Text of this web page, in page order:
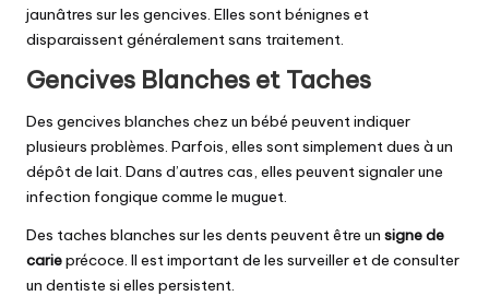
jaunâtres sur les gencives. Elles sont bénignes et
disparaissent généralement sans traitement.
Gencives Blanches et Taches
Des gencives blanches chez un bébé peuvent indiquer
plusieurs problèmes. Parfois, elles sont simplement dues à un
dépôt de lait. Dans d’autres cas, elles peuvent signaler une
infection fongique comme le muguet.
Des taches blanches sur les dents peuvent être un signe de
carieprécoce. Il est important de les surveiller et de consulter
un dentiste si elles persistent.